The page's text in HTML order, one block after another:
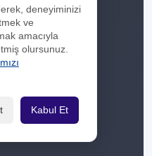
Tiyatro / Müzikal
Vergi Ödeme
Yarışma
Yılbaşı
deneyiminizi
ve
amacıyla
olursunuz.
Kabul Et